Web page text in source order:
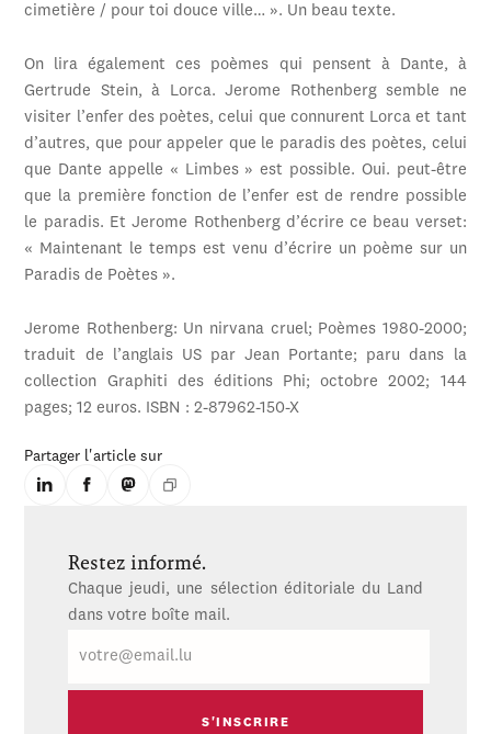
cimetière / pour toi douce ville… ». Un beau texte.
On lira également ces poèmes qui pensent à Dante, à
Gertrude Stein, à Lorca. Jerome Rothenberg semble ne
visiter l’enfer des poètes, celui que connurent Lorca et tant
d’autres, que pour appeler que le paradis des poètes, celui
que Dante appelle « Limbes » est possible. Oui. peut-être
que la première fonction de l’enfer est de rendre possible
le paradis. Et Jerome Rothenberg d’écrire ce beau verset:
« Maintenant le temps est venu d’écrire un poème sur un
Paradis de Poètes ».
Jerome Rothenberg: Un nirvana cruel; Poèmes 1980-2000;
traduit de l’anglais US par Jean Portante; paru dans la
collection Graphiti des éditions Phi; octobre 2002; 144
pages; 12 euros. ISBN : 2-87962-150-X
Partager l'article sur
Restez informé.
Chaque jeudi, une sélection éditoriale du Land
dans votre boîte mail.
mail